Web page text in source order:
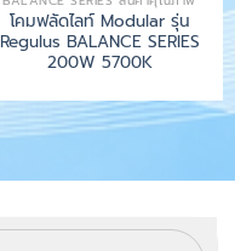
โคมฟลัดไลท์ Modular รุ่น
Regulus BALANCE SERIES
200W 5700K